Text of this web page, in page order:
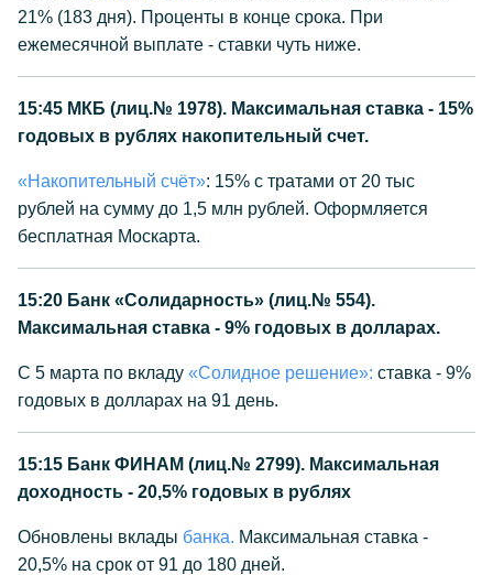
21% (183 дня). Проценты в конце срока. При
ежемесячной выплате - ставки чуть ниже.
15:45 МКБ (лиц.№ 1978). Максимальная ставка - 15%
годовых в рублях накопительный счет.
«Накопительный счёт»: 15% с тратами от 20 тыс
рублей на сумму до 1,5 млн рублей. Оформляется
бесплатная Москарта.
15:20 Банк «Солидарность» (лиц.№ 554).
Максимальная ставка - 9% годовых в долларах.
C 5 марта по вкладу «Солидное решение»: ставка - 9%
годовых в долларах на 91 день.
15:15 Банк ФИНАМ (лиц.№ 2799). Максимальная
доходность - 20,5% годовых в рублях
Обновлены вклады банка. Максимальная ставка -
20,5% на срок от 91 до 180 дней.